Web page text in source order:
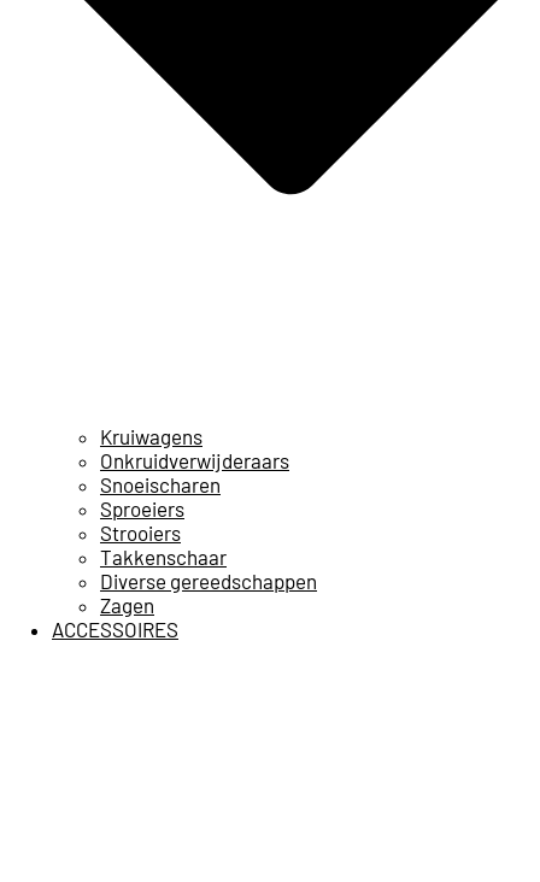
Kruiwagens
Onkruidverwijderaars
Snoeischaren
Sproeiers
Strooiers
Takkenschaar
Diverse gereedschappen
Zagen
ACCESSOIRES